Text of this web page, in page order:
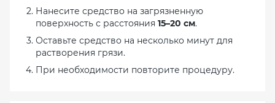
Нанесите средство на загрязненную
поверхность с расстояния 15–20 см.
Оставьте средство на несколько минут для
растворения грязи.
При необходимости повторите процедуру.